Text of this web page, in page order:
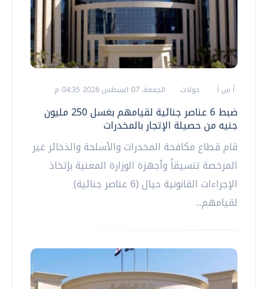
أ ش أ حوادث الجمعة، 07 اغسطس 2026 04:35 م
ضبط 6 عناصر جنائية لقيامهم بغسل 250 مليون
جنيه من حصيلة الإتجار بالمخدرات
قام قطاع مكافحة المخدرات والأسلحة والذخائر غير
المرخصة تنسيقاً وأجهزة الوزارة المعنية بإتخاذ
الإجراءات القانونية حيال (6 عناصر جنائية)
لقيامهم...